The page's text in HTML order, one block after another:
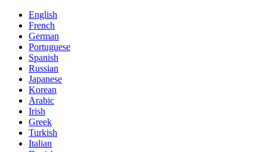
English
French
German
Portuguese
Spanish
Russian
Japanese
Korean
Arabic
Irish
Greek
Turkish
Italian